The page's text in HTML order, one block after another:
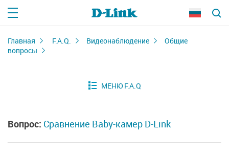
Главная F.A.Q. Видеонаблюдение
Общие
вопросы
Вопрос: Сравнение Baby-камер D-Link